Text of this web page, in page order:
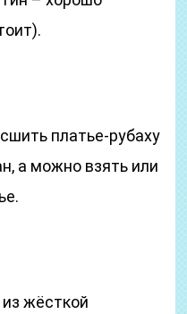
платье-рубаху
а можно взять или
жёсткой